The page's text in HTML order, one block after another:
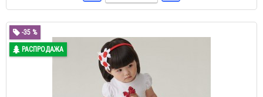
-35 %
РАСПРОДАЖА